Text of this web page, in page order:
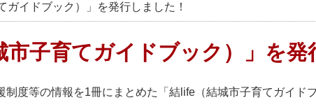
ガイドブック）」を発行しました！
市子育てガイドブック）」を発
度等の情報を1冊にまとめた「結life（結城市子育てガイド